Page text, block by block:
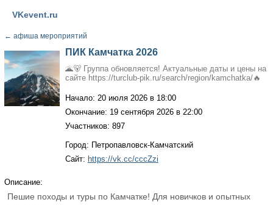
VKevent.ru
← афиша мероприятий
ПИК Камчатка 2026
🌋🐻 Группа обновляется! Актуальные даты и цены на
сайте https://turclub-pik.ru/search/region/kamchatka/🔥
Начало: 20 июля 2026 в 18:00
Окончание: 19 сентября 2026 в 22:00
Участников: 897
Город: Петропавловск-Камчатский
Сайт: https://vk.cc/cccZzi
Описание:
Пешие походы и туры по Камчатке! Для новичков и опытных